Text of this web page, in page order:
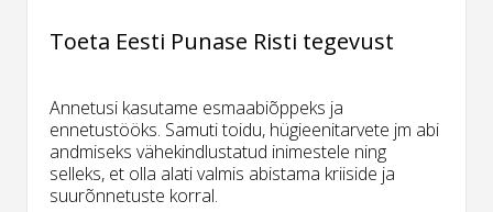
Toeta Eesti Punase Risti tegevust
Annetusi kasutame esmaabiõppeks ja
ennetustööks. Samuti toidu, hügieenitarvete jm abi
andmiseks vähekindlustatud inimestele ning
selleks, et olla alati valmis abistama kriiside ja
suurõnnetuste korral.